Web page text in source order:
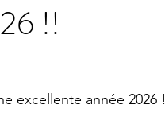
!!
excellente année 2026 !